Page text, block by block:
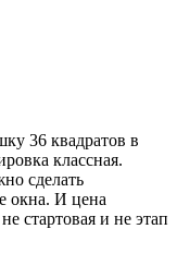
36 квадратов в
классная.
сделать
окна. И цена
стартовая и не этап